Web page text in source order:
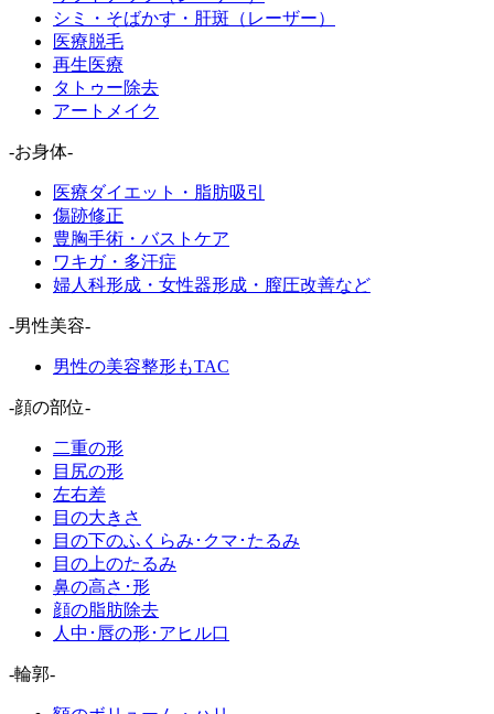
シミ・そばかす・肝斑（レーザー）
医療脱毛
再生医療
タトゥー除去
アートメイク
-お身体-
医療ダイエット・脂肪吸引
傷跡修正
豊胸手術・バストケア
ワキガ・多汗症
婦人科形成・女性器形成・膣圧改善など
-男性美容-
男性の美容整形もTAC
-顔の部位-
二重の形
目尻の形
左右差
目の大きさ
目の下のふくらみ･クマ･たるみ
目の上のたるみ
鼻の高さ･形
顔の脂肪除去
人中･唇の形･アヒル口
-輪郭-